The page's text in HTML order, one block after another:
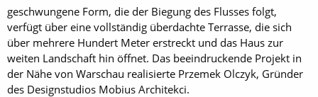
geschwungene Form, die der Biegung des Flusses folgt,
verfügt über eine vollständig überdachte Terrasse, die sich
über mehrere Hundert Meter erstreckt und das Haus zur
weiten Landschaft hin öffnet. Das beeindruckende Projekt in
der Nähe von Warschau realisierte Przemek Olczyk, Gründer
des Designstudios Mobius Architekci.